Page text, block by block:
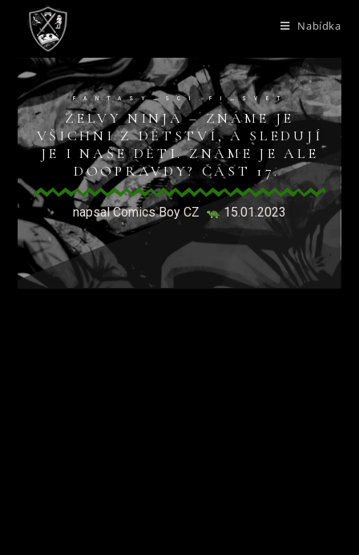
Nabídka
FANTASY_SCI.FI_SVET
ŽELVY NINJA – ZNÁME JE
VŠICHNI Z DĚTSTVÍ, A SLEDUJÍ
JE I NAŠE DĚTI. ZNÁME JE ALE
DOOPRAVDY? ČÁST 17.
napsal Comics Boy CZ 15.01.2023